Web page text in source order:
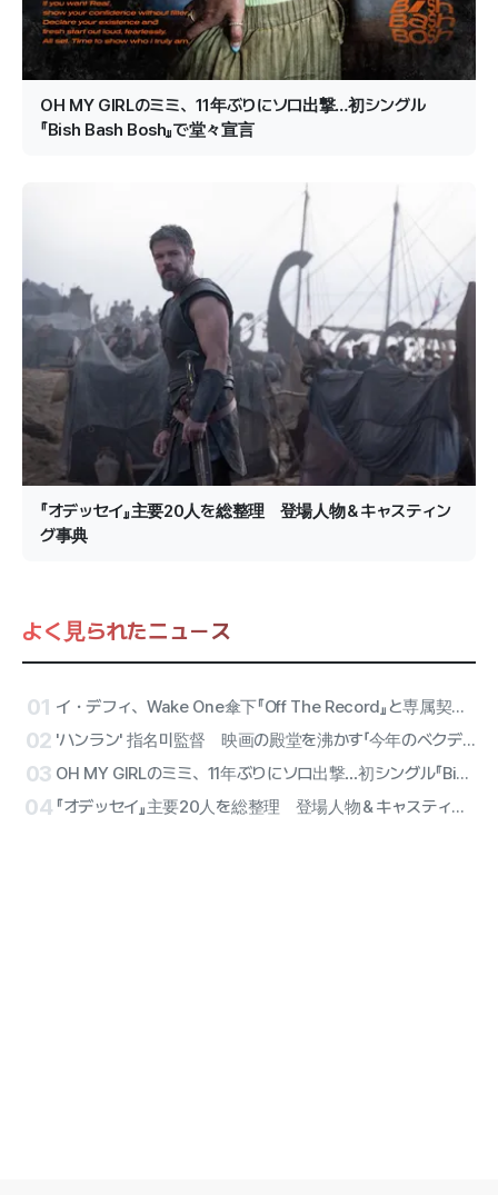
OH MY GIRLのミミ、11年ぶりにソロ出撃…初シングル
『Bish Bash Bosh』で堂々宣言
『オデッセイ』主要20人を総整理 登場人物＆キャスティン
グ事典
よく見られたニュース
01 イ・デフィ、Wake One傘下『Off The Record』と専属契約確定…オールラウンダー・アーティストのソロ第2幕
02 'ハンラン' 指名미監督 映画の殿堂を沸かす「今年のベクデルエイリアン」部門に選定
03 OH MY GIRLのミミ、11年ぶりにソロ出撃…初シングル『Bish Bash Bosh』で堂々宣言
04 『オデッセイ』主要20人を総整理 登場人物＆キャスティング事典